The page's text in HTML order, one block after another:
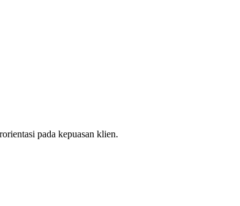
pada kepuasan klien.